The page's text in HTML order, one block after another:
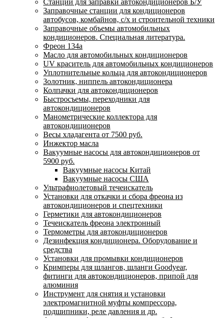
Станции для заправки автокондиционеров Б/У
Заправочные станции для кондиционеров
автобусов, комбайнов, с/х и строительной техники
Заправочные объемы автомобильных
кондиционеров. Специальная литература.
Фреон 134a
Масло для автомобильных кондиционеров
UV краситель для автомобильных кондиционеров
Уплотнительные кольца для автокондиционеров
Золотник, ниппель автокондиционера
Колпачки для автокондиционеров
Быстросъемы, переходники для
автокондиционеров
Манометрические коллектора для
автокондиционеров
Весы хладагента от 7500 руб.
Инжектор масла
Вакуумные насосы для автокондиционеров от
5900 руб.
Вакуумные насосы Китай
Вакуумные насосы США
Ультрафиолетовый течеискатель
Установки для откачки и сбора фреона из
автокондиционеров и спецтехники
Герметики для автокондиционеров
Течеискатель фреона электронный
Термометры для автокондиционеров
Дезинфекция кондиционера. Оборудование и
средства
Установки для промывки кондиционеров
Кримперы для шлангов, шланги Goodyear,
фитинги для автокондиционеров, припой для
алюминия
Инструмент для снятия и установки
электромагнитной муфты компрессора,
подшипники, реле давления и др.